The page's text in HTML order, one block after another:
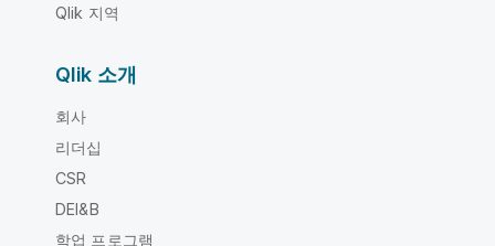
Qlik 지역
Qlik 소개
회사
리더십
CSR
DEI&B
학업 프로그램